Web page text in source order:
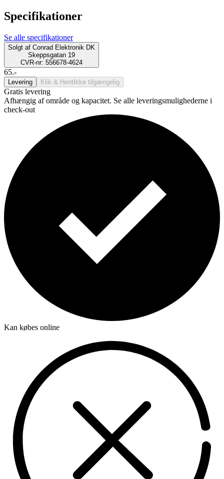
Specifikationer
Se alle specifikationer
Solgt af Conrad Elektronik DK
Skeppsgatan 19
CVR-nr: 556678-4624
65.-
Levering Klik & Hent Ikke tilgængelig
Gratis levering
Afhængig af område og kapacitet. Se alle leveringsmulighederne i
check-out
Kan købes online